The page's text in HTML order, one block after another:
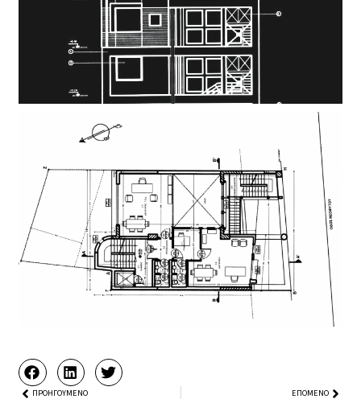
ΠΡΟΗΓΟΎΜΕΝΟ ΕΠΌΜΕΝΟ